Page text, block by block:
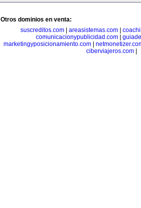
Otros dominios en venta:
suscreditos.com
areasistemas.com
comunicacionypublicidad.com
marketingyposicionamiento.com|
ciberviajeros.com